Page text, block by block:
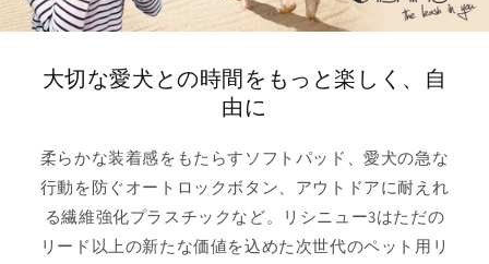
大切な愛犬との時間を もっと楽しく、自
由に
柔らかな装着感をもたらすソフトパッド、愛犬の急な
行動を防ぐオートロックボタン、アウトドアに耐えれ
る繊維強化プラスチックなど。リシニュー3はただの
リード以上の新たな価値を込めた次世代のペット用リ